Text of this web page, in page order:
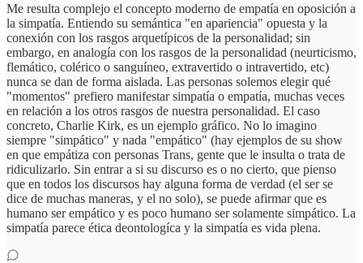
Me resulta complejo el concepto moderno de empatía en oposición a
la simpatía. Entiendo su semántica "en apariencia" opuesta y la
conexión con los rasgos arquetípicos de la personalidad; sin
embargo, en analogía con los rasgos de la personalidad (neurticismo,
flemático, colérico o sanguíneo, extravertido o intravertido, etc)
nunca se dan de forma aislada. Las personas solemos elegir qué
"momentos" prefiero manifestar simpatía o empatía, muchas veces
en relación a los otros rasgos de nuestra personalidad. El caso
concreto, Charlie Kirk, es un ejemplo gráfico. No lo imagino
siempre "simpático" y nada "empático" (hay ejemplos de su show
en que empátiza con personas Trans, gente que le insulta o trata de
ridiculizarlo. Sin entrar a si su discurso es o no cierto, que pienso
que en todos los discursos hay alguna forma de verdad (el ser se
dice de muchas maneras, y el no solo), se puede afirmar que es
humano ser empático y es poco humano ser solamente simpático. La
simpatía parece ética deontologíca y la simpatía es vida plena.